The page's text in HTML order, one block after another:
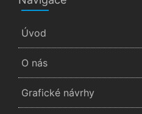
Úvod
O nás
Grafické návrhy